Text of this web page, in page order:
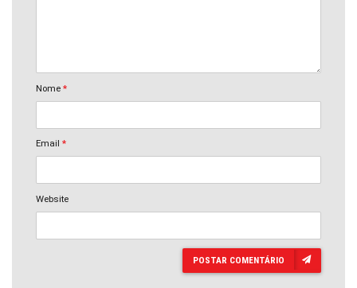
Nome *
Email *
Website
POSTAR COMENTÁRIO